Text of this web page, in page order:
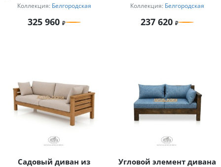
журнальный столик из
Коллекция: Белгородская
325 960
подушками
Коллекция: Белгородская
237 620
Садовый диван из
Угловой элемент дивана